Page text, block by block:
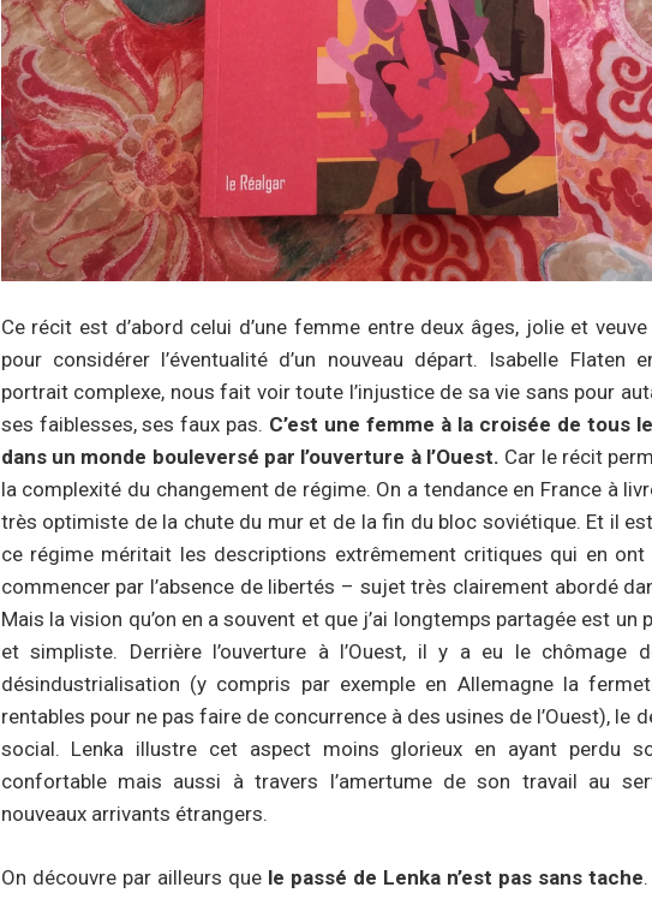
Ce récit est d’abord celui d’une femme entre deux âges, jolie et
pour considérer l’éventualité d’un nouveau départ. Isabelle Flaten
portrait complexe, nous fait voir toute l’injustice de sa vie sans pour
ses faiblesses, ses faux pas. C’est une femme à la croisée de tous
dans un monde bouleversé par l’ouverture à l’Ouest. Car le récit
la complexité du changement de régime. On a tendance en France à
très optimiste de la chute du mur et de la fin du bloc soviétique. Et il
ce régime méritait les descriptions extrêmement critiques qui en
commencer par l’absence de libertés – sujet très clairement abordé
Mais la vision qu’on en a souvent et que j’ai longtemps partagée est un
et simpliste. Derrière l’ouverture à l’Ouest, il y a eu le chômage
désindustrialisation (y compris par exemple en Allemagne la
rentables pour ne pas faire de concurrence à des usines de l’Ouest), le
social. Lenka illustre cet aspect moins glorieux en ayant perdu
confortable mais aussi à travers l’amertume de son travail au
nouveaux arrivants étrangers.
On découvre par ailleurs que le passé de Lenka n’est pas sans tache